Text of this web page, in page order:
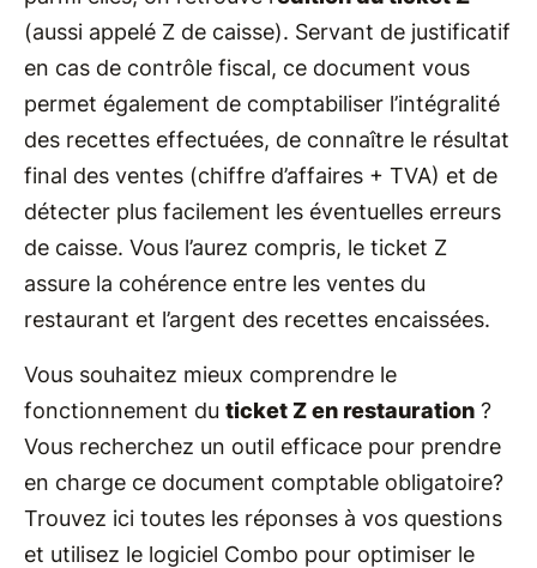
(aussi appelé Z de caisse). Servant de justificatif
en cas de contrôle fiscal, ce document vous
permet également de comptabiliser l’intégralité
des recettes effectuées, de connaître le résultat
final des ventes (chiffre d’affaires + TVA) et de
détecter plus facilement les éventuelles erreurs
de caisse. Vous l’aurez compris, le ticket Z
assure la cohérence entre les ventes du
restaurant et l’argent des recettes encaissées.
Vous souhaitez mieux comprendre le
fonctionnement du ticket Z en restauration ?
Vous recherchez un outil efficace pour prendre
en charge ce document comptable obligatoire?
Trouvez ici toutes les réponses à vos questions
et utilisez le logiciel Combo pour optimiser le